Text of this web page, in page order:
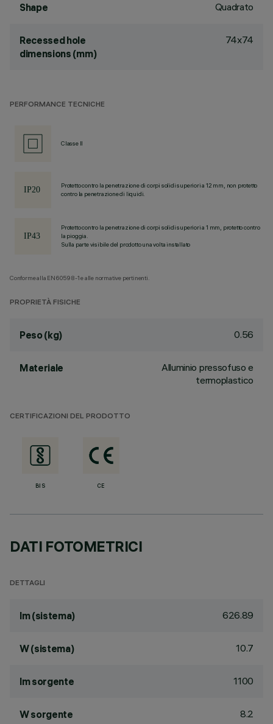
Shape Quadrato
Recessed hole
dimensions (mm)
74x74
PERFORMANCE TECNICHE
Classe II
Protetto contro la penetrazione di corpi solidi superiori a 12 mm, non protetto
contro la penetrazione di liquidi.
Protetto contro la penetrazione di corpi solidi superiori a 1 mm, protetto contro
la pioggia.
Sulla parte visibile del prodotto una volta installato
Conforme alla EN60598-1 e alle normative pertinenti.
PROPRIETÀ FISICHE
Peso (kg) 0.56
Materiale
Alluminio pressofuso e
termoplastico
CERTIFICAZIONI DEL PRODOTTO
BIS CE
DATI FOTOMETRICI
DETTAGLI
lm (sistema) 626.89
W (sistema) 10.7
lm sorgente 1100
W sorgente 8.2